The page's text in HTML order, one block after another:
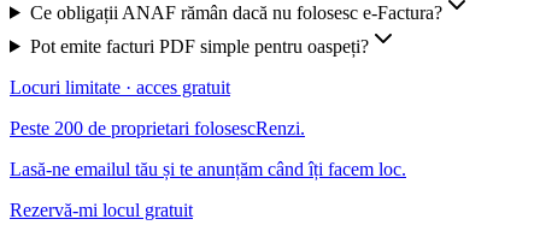
Ce obligații ANAF rămân dacă nu folosesc e-Factura?
Pot emite facturi PDF simple pentru oaspeți?
Locuri limitate · acces gratuit
Peste 200 de proprietari folosescRenzi.
Lasă-ne emailul tău și te anunțăm când îți facem loc.
Rezervă-mi locul gratuit